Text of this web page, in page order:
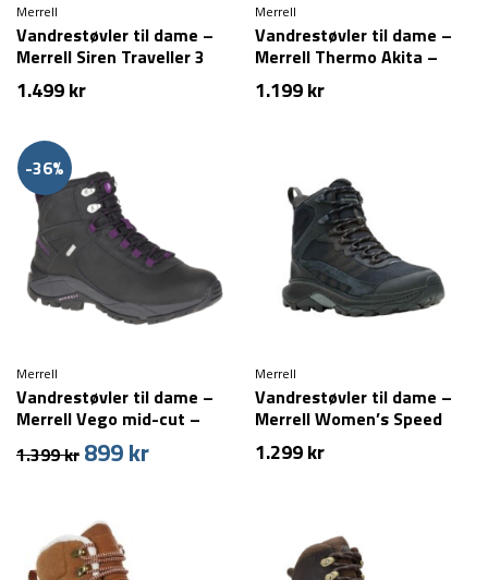
Merrell
Vandrestøvler til dame –
Merrell Siren Traveller 3
mid-cut – Læder – Brun
1.499kr
Merrell
Vandrestøvler til dame –
Merrell Thermo Akita –
Mid-cut – Sort
1.199kr
-36%
Merrell
Vandrestøvler til dame –
Merrell Vego mid-cut –
Læder – Sort
1.399kr Den
var:
1.399 kr.
899krDen
Merrell
Vandrestøvler til dame –
Merrell Women’s Speed
Strike 2 Thermo Mid WP
1.299kr